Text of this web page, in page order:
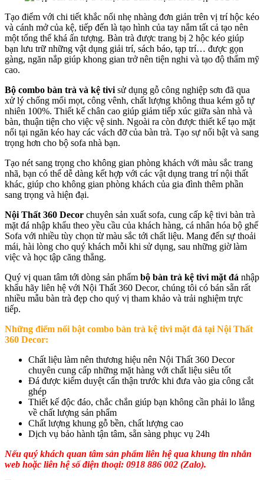
Tạo điểm với chi tiết khắc nổi nhẹ nhàng đơn giản trên vị trí hộc kéo
và cánh mở của kệ, tiếp đến là tạo hình của tay nắm tất cả tạo nên
một tổng thể khá ấn tượng. Bàn trà được trang bị 2 hộc kéo giúp
bạn lưu trữ những vật dụng giải trí, sách báo, tạp trí… được gọn
gàng, ngăn nắp giúp khong gian trở nên tiện nghi và tạo độ thẩm mỹ
cao.
Bộ combo bàn trà và kệ tivi sử dụng gỗ công nghiệp sơn đã qua
xử lý chống mối mọt, công vênh, chất lượng không thua kém gỗ tự
nhiên 100%. Thiết kế chân cao giúp giảm tiếp xúc giữa sàn nhà và
bàn, thuận tiện cho việc vệ sinh. Ngoài ra còn được thiết kế tạo mặt
nổi tại ngăn kéo hay các vách đỡ của bàn trà. Tạo sự nổi bật và sang
trọng hơn cho bộ sofa nhà bạn.
Tạo nét sang trọng cho không gian phòng khách với màu sắc trang
nhã, bạn có thể dễ dàng kết hợp với các vật dụng trang trí nội thất
khác, giúp cho không gian phòng khách của gia đình thêm phần
sang trọng và hiện đại.
Nội Thất 360 Decor chuyên sản xuất sofa, cung cấp kệ tivi bàn trà
mặt đá nhập khẩu theo yều cầu của khách hàng, cá nhân hóa bộ ghế
Sofa với nhiều tùy chọn từ màu sắc tới chất liệu. Mang đến sự thoải
mái, hài lòng cho quý khách mỗi khi sử dụng, sau những giờ làm
việc và học tập căng thẳng.
Quý vị quan tâm tới dòng sản phẩm bộ bàn trà kệ tivi mặt đá nhập
khẩu hãy liên hệ với Nội Thất 360 Decor, chúng tôi có bán sẵn rất
nhiều mẫu bàn trà đẹp cho quý vị tham khảo và trải nghiệm trực
tiếp.
Những điểm nổi bật combo bàn trà kệ tivi mặt đá tại Nội Thất
360 Decor:
Chất liệu làm nên thương hiệu nên Nội Thất 360 Decor
chuyên cung cấp những mặt hàng với chất liệu siêu tốt
Đá được kiểm duyệt cẩn thận trước khi đưa vào gia công cắt
ghép
Thiết kế độc đáo, chắc chắn giúp bạn không cần phải lo lắng
về chất lượng sản phẩm
Chất lượng khung gỗ bền, chất lượng cao
Dịch vụ bảo hành tận tâm, sẵn sàng phục vụ 24h
Nếu quý khách quan tâm sản phẩm liên hệ qua khung tin nhắn
web hoặc liên hệ số điện thoại: 0918 886 002 (Zalo).